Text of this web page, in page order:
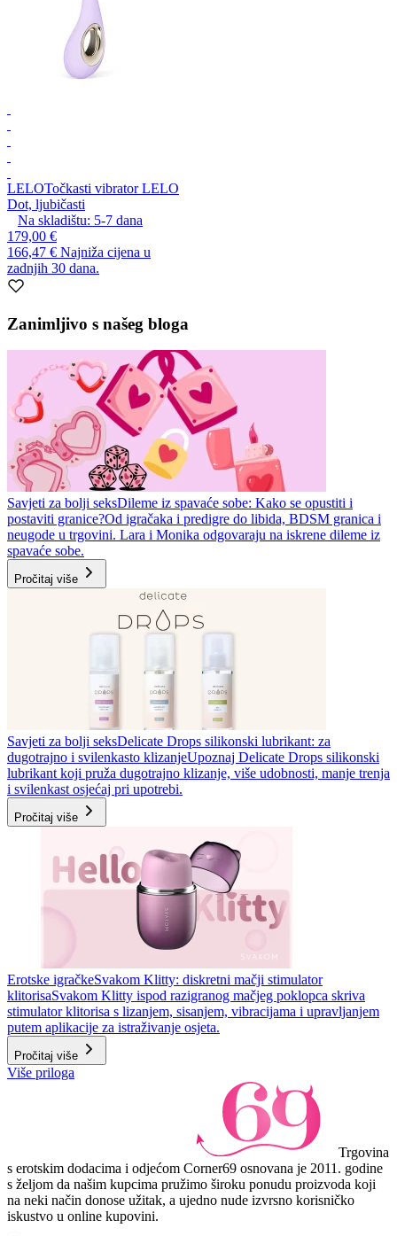
LELOTočkasti vibrator LELO
Dot, ljubičasti
Na skladištu: 5-7 dana
179,00 €
166,47 € Najniža cijena u
zadnjih 30 dana.
Zanimljivo s našeg bloga
Savjeti za bolji seksDileme iz spavaće sobe: Kako se opustiti i
postaviti granice?Od igračaka i predigre do libida, BDSM granica i
neugode u trgovini. Lara i Monika odgovaraju na iskrene dileme iz
spavaće sobe.
Pročitaj više
Savjeti za bolji seksDelicate Drops silikonski lubrikant: za
dugotrajno i svilenkasto klizanjeUpoznaj Delicate Drops silikonski
lubrikant koji pruža dugotrajno klizanje, više udobnosti, manje trenja
i svilenkast osjećaj pri upotrebi.
Pročitaj više
Erotske igračkeSvakom Klitty: diskretni mačji stimulator
klitorisaSvakom Klitty ispod razigranog mačjeg poklopca skriva
stimulator klitorisa s lizanjem, sisanjem, vibracijama i upravljanjem
putem aplikacije za istraživanje osjeta.
Pročitaj više
Više priloga
Trgovina
s erotskim dodacima i odjećom Corner69 osnovana je 2011. godine
s željom da našim kupcima pružimo široku ponudu proizvoda koji
na neki način donose užitak, a ujedno nude izvrsno korisničko
iskustvo u online kupovini.